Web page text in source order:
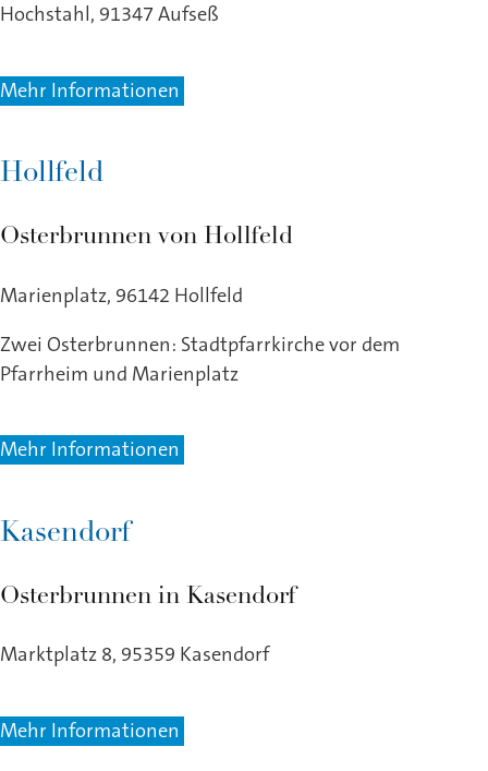
Hochstahl, 91347 Aufseß
Mehr Informationen
Hollfeld
Osterbrunnen von Hollfeld
Marienplatz, 96142 Hollfeld
Zwei Osterbrunnen: Stadtpfarrkirche vor dem
Pfarrheim und Marienplatz
Mehr Informationen
Kasendorf
Osterbrunnen in Kasendorf
Marktplatz 8, 95359 Kasendorf
Mehr Informationen